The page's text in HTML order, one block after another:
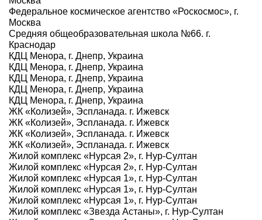
Федеральное космическое агентство «Роскосмос», г.
Москва
Средняя общеобразовательная школа №66. г.
Краснодар
КДЦ Менора, г. Днепр, Украина
КДЦ Менора, г. Днепр, Украина
КДЦ Менора, г. Днепр, Украина
КДЦ Менора, г. Днепр, Украина
КДЦ Менора, г. Днепр, Украина
ЖК «Колизей», Эспланада. г. Ижевск
ЖК «Колизей», Эспланада. г. Ижевск
ЖК «Колизей», Эспланада. г. Ижевск
ЖК «Колизей», Эспланада. г. Ижевск
Жилой комплекс «Нурсая 2», г. Нур-Султан
Жилой комплекс «Нурсая 2», г. Нур-Султан
Жилой комплекс «Нурсая 1», г. Нур-Султан
Жилой комплекс «Нурсая 1», г. Нур-Султан
Жилой комплекс «Нурсая 1», г. Нур-Султан
Жилой комплекс «Звезда Астаны», г. Нур-Султан